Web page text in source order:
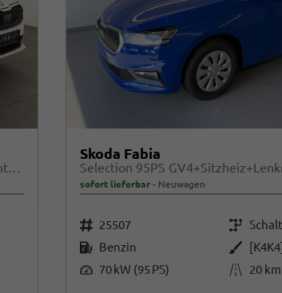
Selection 1.0 TSI Selection, Tempomat, Park, Winterpaket, SmartLink, 4 J.-Garantie
Skoda Fabia
sofort lieferbar Neuwagen
Fahrzeugnr. 25507 Getriebe
Kraftstoff Benzin Außenfarbe
Leistung 70 kW (95 PS) Kilometerstand 20 km